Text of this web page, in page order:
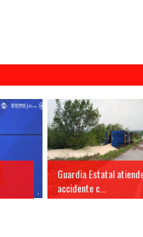
Guardia Estatal
accidente c...